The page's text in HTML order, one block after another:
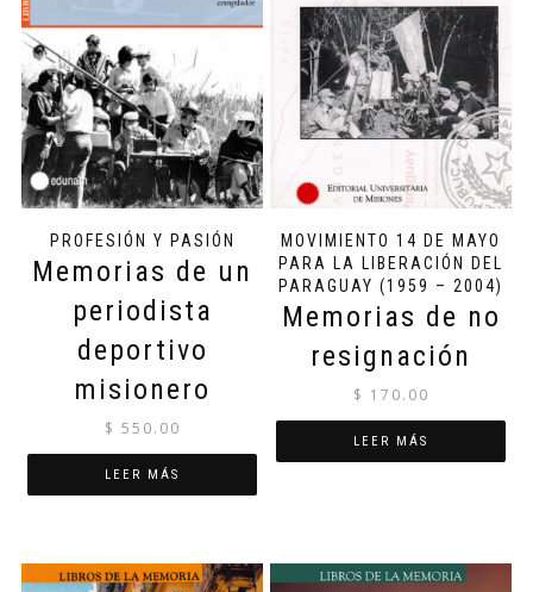
PROFESIÓN Y PASIÓN
Memorias de un
periodista
deportivo
misionero
$ 550.00
LEER MÁS
MOVIMIENTO 14 DE MAYO
PARA LA LIBERACIÓN DEL
PARAGUAY (1959 – 2004)
Memorias de no
resignación
$ 170.00
LEER MÁS